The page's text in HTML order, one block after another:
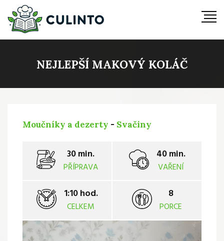
NEJLEPŠÍ MAKOVÝ KOLÁČ
Moučníky a dezerty - Svačiny
30 min.
PŘÍPRAVA
40 min.
VAŘENÍ
1:10 hod.
CELKEM
8
PORCE